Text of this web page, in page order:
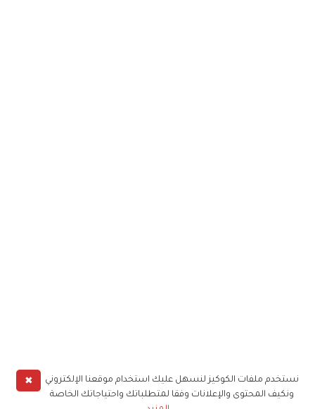
✖
نستخدم ملفات الكوكيز لنسهل عليك استخدام موقعنا الإلكتروني
ونكيف المحتوى والإعلانات وفقا لمتطلباتك واحتياجاتك الخاصة